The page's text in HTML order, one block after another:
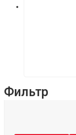
Фильтр